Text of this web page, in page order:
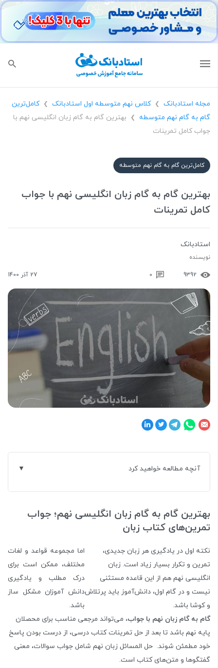
مجله استادبانک ❯ کلاس نهم متوسطه اول استادبانک ❯
کامل‌ترین
گام به گام نهم متوسطه
❯
بهترین گام به گام زبان انگلیسی نهم با
جواب کامل تمرینات
کامل‌ترین گام به گام نهم متوسطه
بهترین گام به گام زبان انگلیسی نهم با جواب
کامل تمرینات
استادبانک
نویسنده
9392
0 27 آذر 1400
آنچه مطالعه خواهید کرد
بهترین گام به گام زبان انگلیسی نهم؛ جواب
تمرین‌های کتاب زبان
نکته اول در یادگیری هر زبان جدیدی،
تمرین و تکرار بسیار زیاد است. زبان
انگلیسی نهم هم از این قاعده مستثنی
نیست و در گام اول، دانش‌آموز باید پرتلاش
و کوشا باشد.
اما مجموعه قواعد و لغات
مختلف، ممکن است برای
درک مطلب و یادگیری
دانش آموزان مشکل ساز
باشد.
گام به گام زبان نهم با جواب، می‌تواند مرجعی مناسب برای محصلان
پایه نهم باشد تا بعد از حل تمرینات کتاب درسی، از درست بودن پاسخ
خود مطمئن شوند. حل المسائل زبان نهم شامل جواب سوالات، معنی
گفتگوها و متن‌های کتاب است.